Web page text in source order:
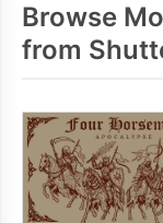
Browse
from